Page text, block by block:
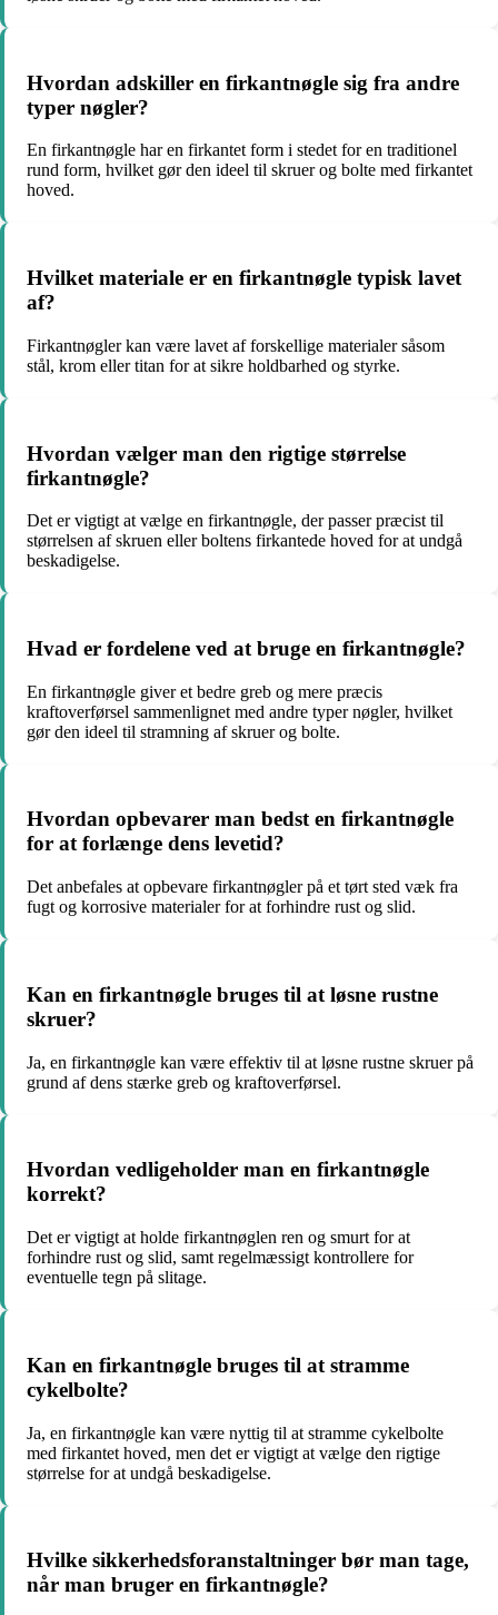
Hvordan adskiller en firkantnøgle sig fra andre
typer nøgler?
En firkantnøgle har en firkantet form i stedet for en traditionel
rund form, hvilket gør den ideel til skruer og bolte med firkantet
hoved.
Hvilket materiale er en firkantnøgle typisk lavet
af?
Firkantnøgler kan være lavet af forskellige materialer såsom
stål, krom eller titan for at sikre holdbarhed og styrke.
Hvordan vælger man den rigtige størrelse
firkantnøgle?
Det er vigtigt at vælge en firkantnøgle, der passer præcist til
størrelsen af skruen eller boltens firkantede hoved for at undgå
beskadigelse.
Hvad er fordelene ved at bruge en firkantnøgle?
En firkantnøgle giver et bedre greb og mere præcis
kraftoverførsel sammenlignet med andre typer nøgler, hvilket
gør den ideel til stramning af skruer og bolte.
Hvordan opbevarer man bedst en firkantnøgle
for at forlænge dens levetid?
Det anbefales at opbevare firkantnøgler på et tørt sted væk fra
fugt og korrosive materialer for at forhindre rust og slid.
Kan en firkantnøgle bruges til at løsne rustne
skruer?
Ja, en firkantnøgle kan være effektiv til at løsne rustne skruer på
grund af dens stærke greb og kraftoverførsel.
Hvordan vedligeholder man en firkantnøgle
korrekt?
Det er vigtigt at holde firkantnøglen ren og smurt for at
forhindre rust og slid, samt regelmæssigt kontrollere for
eventuelle tegn på slitage.
Kan en firkantnøgle bruges til at stramme
cykelbolte?
Ja, en firkantnøgle kan være nyttig til at stramme cykelbolte
med firkantet hoved, men det er vigtigt at vælge den rigtige
størrelse for at undgå beskadigelse.
Hvilke sikkerhedsforanstaltninger bør man tage,
når man bruger en firkantnøgle?